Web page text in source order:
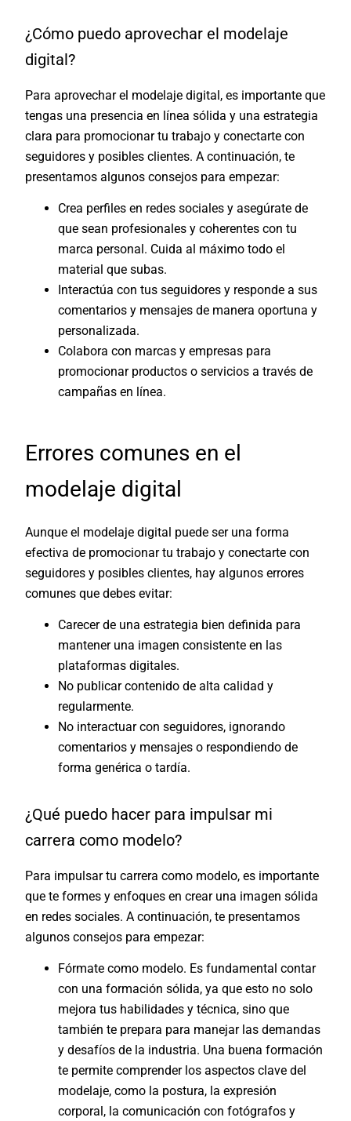
¿Cómo puedo aprovechar el modelaje
digital?
Para aprovechar el modelaje digital, es importante que
tengas una presencia en línea sólida y una estrategia
clara para promocionar tu trabajo y conectarte con
seguidores y posibles clientes. A continuación, te
presentamos algunos consejos para empezar:
Crea perfiles en redes sociales y asegúrate de
que sean profesionales y coherentes con tu
marca personal. Cuida al máximo todo el
material que subas.
Interactúa con tus seguidores y responde a sus
comentarios y mensajes de manera oportuna y
personalizada.
Colabora con marcas y empresas para
promocionar productos o servicios a través de
campañas en línea.
Errores comunes en el
modelaje digital
Aunque el modelaje digital puede ser una forma
efectiva de promocionar tu trabajo y conectarte con
seguidores y posibles clientes, hay algunos errores
comunes que debes evitar:
Carecer de una estrategia bien definida para
mantener una imagen consistente en las
plataformas digitales.
No publicar contenido de alta calidad y
regularmente.
No interactuar con seguidores, ignorando
comentarios y mensajes o respondiendo de
forma genérica o tardía.
¿Qué puedo hacer para impulsar mi
carrera como modelo?
Para impulsar tu carrera como modelo, es importante
que te formes y enfoques en crear una imagen sólida
en redes sociales. A continuación, te presentamos
algunos consejos para empezar:
Fórmate como modelo. Es fundamental contar
con una formación sólida, ya que esto no solo
mejora tus habilidades y técnica, sino que
también te prepara para manejar las demandas
y desafíos de la industria. Una buena formación
te permite comprender los aspectos clave del
modelaje, como la postura, la expresión
corporal, la comunicación con fotógrafos y